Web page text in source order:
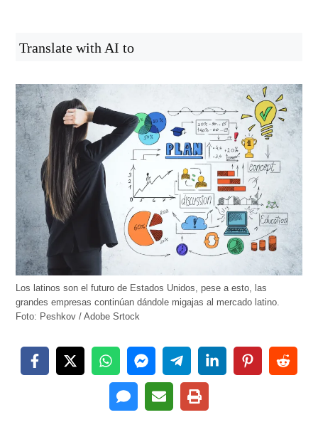
Translate with AI to
Los latinos son el futuro de Estados Unidos, pese a esto, las
grandes empresas continúan dándole migajas al mercado latino.
Foto: Peshkov / Adobe Srtock